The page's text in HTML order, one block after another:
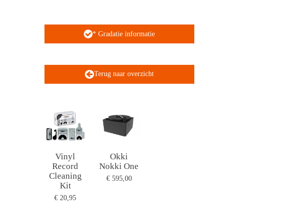
* Gradatie informatie
Terug naar overzicht
Vinyl
Record
Cleaning
Kit
€ 20,95
Okki
Nokki One
€ 595,00